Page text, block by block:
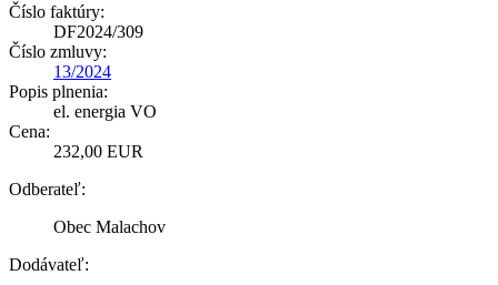
Číslo faktúry:
DF2024/309
Číslo zmluvy:
13/2024
Popis plnenia:
el. energia VO
Cena:
232,00 EUR
Odberateľ:
Obec Malachov
Dodávateľ: